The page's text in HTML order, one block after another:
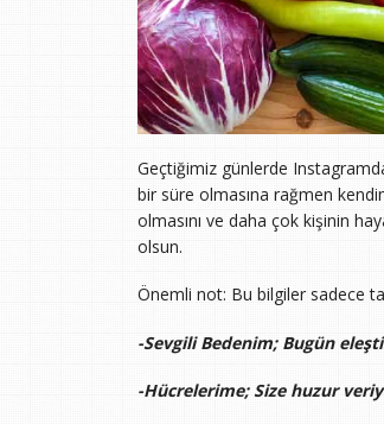
Geçtiğimiz günlerde
bir süre olmasına rağmen
olmasını ve daha çok kişinin
olsun.
Önemli not: Bu bilgiler sadece
-Sevgili Bedenim; Bugün
-Hücrelerime; Size huzur